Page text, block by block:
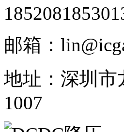
18520818530
邮箱：
地址：深圳市
1007